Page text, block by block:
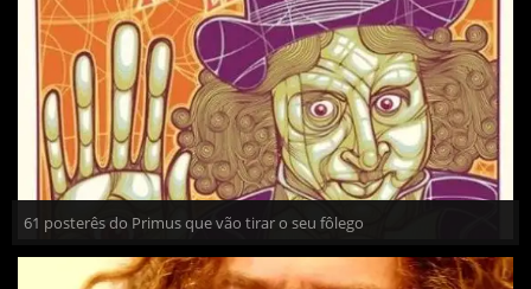
61 posterês do Primus que vão tirar o seu fôlego